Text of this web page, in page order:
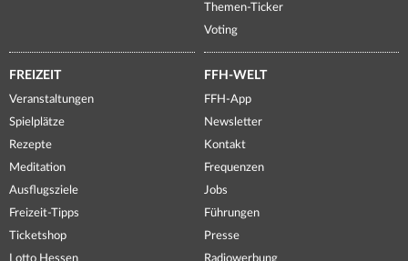
Themen-Ticker
Voting
FREIZEIT
Veranstaltungen
Spielplätze
Rezepte
Meditation
Ausflugsziele
Freizeit-Tipps
Ticketshop
Lotto Hessen
FFH-WELT
FFH-App
Newsletter
Kontakt
Frequenzen
Jobs
Führungen
Presse
Radiowerbung